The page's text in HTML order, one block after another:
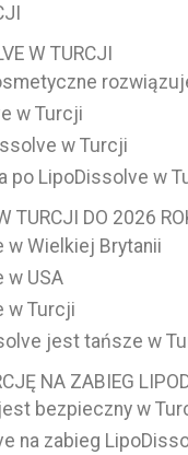
W TURCJI
w Turcji
w Turcji
po LipoDissolve w
TURCJI DO 2026
w Wielkiej Brytanii
w USA
w Turcji
jest tańsze w
NA ZABIEG
bezpieczny w
na zabieg